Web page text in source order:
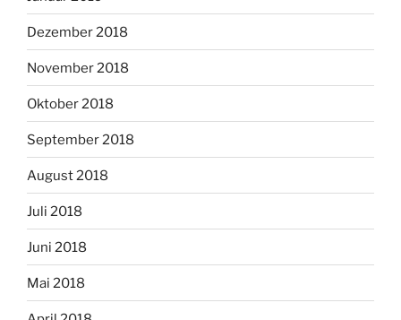
Dezember 2018
November 2018
Oktober 2018
September 2018
August 2018
Juli 2018
Juni 2018
Mai 2018